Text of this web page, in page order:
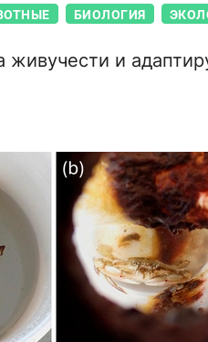
БИОЛОГИЯ
живучести и